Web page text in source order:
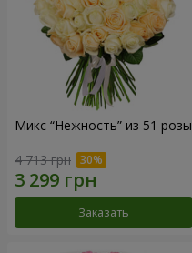
Микс “Нежность” из 51 розы
4 713 грн
Заказать